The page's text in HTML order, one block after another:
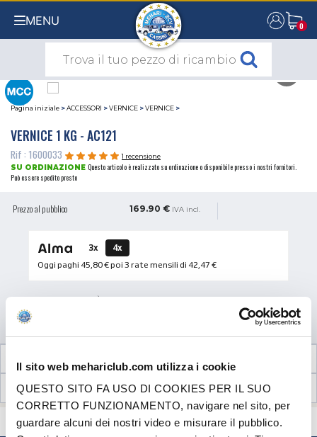
Il sito web mehariclub.com utilizza i cookie
QUESTO SITO FA USO DI COOKIES PER IL SUO
CORRETTO FUNZIONAMENTO, navigare nel sito, per
guardare alcuni dei nostri video e misurare il pubblico.
MENU 0
0
Pagina iniziale >ACCESSORI >VERNICE >VERNICE >
VERNICE 1 KG - AC121
Rif : 1600033
1 recensione
SU ORDINAZIONE Questo articolo è realizzato su ordinazione o disponibile presso i nostri fornitori.
Può essere spedito presto
Prezzo al pubblico 169.90 € IVA incl.
3x
4x
Oggi paghi 45,80 €poi 3 rate mensili di 42,47 €
QUANTITÀ
RECENSIONI CLIENTI (1)
HAI DELLE DOMANDE? BISOGNO DI AIUTO? CONTATTACI